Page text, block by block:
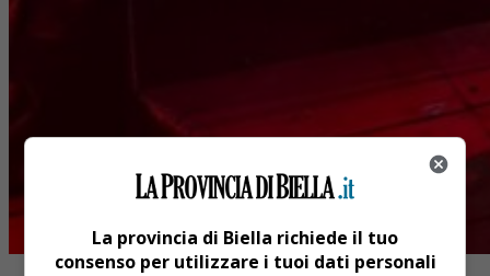
La provincia di Biella richiede il tuo
consenso per utilizzare i tuoi dati personali